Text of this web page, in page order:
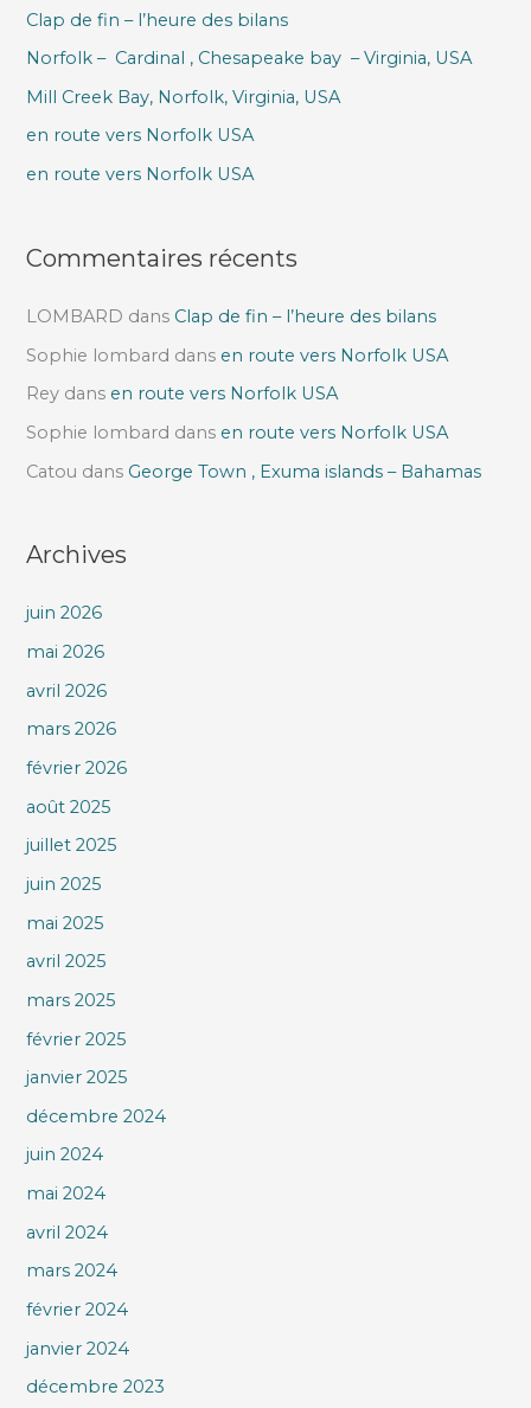
r
c
h
e
Clap de fin – l’heure des bilans
Norfolk – Cardinal , Chesapeake bay – Virginia, USA
Mill Creek Bay, Norfolk, Virginia, USA
en route vers Norfolk USA
en route vers Norfolk USA
Commentaires récents
LOMBARD dans Clap de fin – l’heure des bilans
Sophie lombard dans en route vers Norfolk USA
Rey dans en route vers Norfolk USA
Sophie lombard dans en route vers Norfolk USA
Catou dans George Town , Exuma islands – Bahamas
Archives
juin 2026
mai 2026
avril 2026
mars 2026
février 2026
août 2025
juillet 2025
juin 2025
mai 2025
avril 2025
mars 2025
février 2025
janvier 2025
décembre 2024
juin 2024
mai 2024
avril 2024
mars 2024
février 2024
janvier 2024
décembre 2023